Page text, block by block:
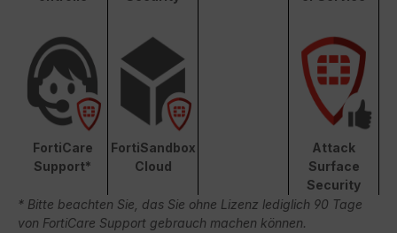
FortiCare
Support*
FortiSandbox
Cloud
Attack
Surface
Security
* Bitte beachten Sie, das Sie ohne Lizenz lediglich 90 Tage
von FortiCare Support gebrauch machen können.